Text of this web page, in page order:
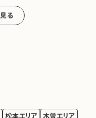
る
松本エリア 木曽エリア